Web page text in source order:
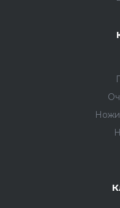
Ножи